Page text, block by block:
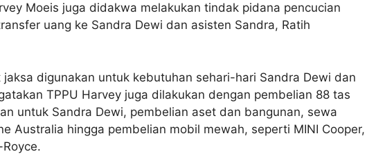
Moeis juga didakwa melakukan tindak pidana pencucian
uang ke Sandra Dewi dan asisten Sandra, Ratih
digunakan untuk kebutuhan sehari-hari Sandra Dewi dan
TPPU Harvey juga dilakukan dengan pembelian 88 tas
untuk Sandra Dewi, pembelian aset dan bangunan, sewa
Australia hingga pembelian mobil mewah, seperti MINI Cooper,